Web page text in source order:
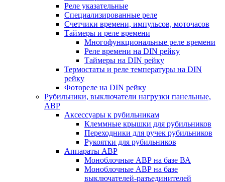
Реле указательные
Специализированные реле
Счетчики времени, импульсов, моточасов
Таймеры и реле времени
Многофункциональные реле времени
Реле времени на DIN рейку
Таймеры на DIN рейку
Термостаты и реле температуры на DIN
рейку
Фотореле на DIN рейку
Рубильники, выключатели нагрузки панельные,
АВР
Аксессуары к рубильникам
Клеммные крышки для рубильников
Переходники для ручек рубильников
Рукоятки для рубильников
Аппараты АВР
Моноблочные АВР на базе ВА
Моноблочные АВР на базе
выключателей-разъединителей